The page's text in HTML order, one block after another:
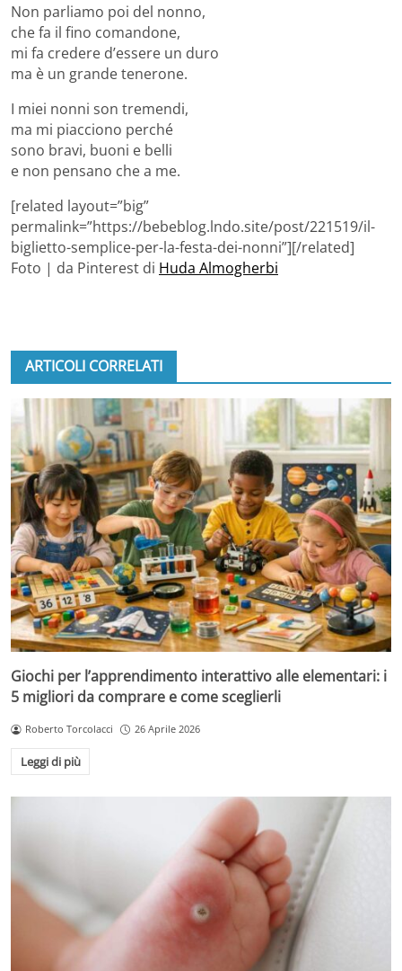
Non parliamo poi del nonno,
che fa il fino comandone,
mi fa credere d’essere un duro
ma è un grande tenerone.
I miei nonni son tremendi,
ma mi piacciono perché
sono bravi, buoni e belli
e non pensano che a me.
[related layout=”big”
permalink=”https://bebeblog.lndo.site/post/221519/il-
biglietto-semplice-per-la-festa-dei-nonni”][/related]
Foto | da Pinterest di Huda Almogherbi
ARTICOLI CORRELATI
Giochi per l’apprendimento interattivo alle elementari: i
5 migliori da comprare e come sceglierli
Roberto Torcolacci 26 Aprile 2026
Leggi di più